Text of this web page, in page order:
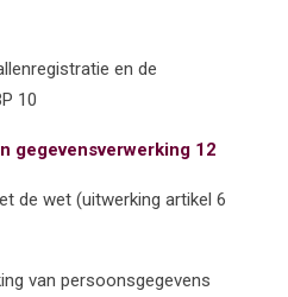
en de
10
gegevensverwerking 12
de wet (uitwerking artikel 6
van persoonsgegevens